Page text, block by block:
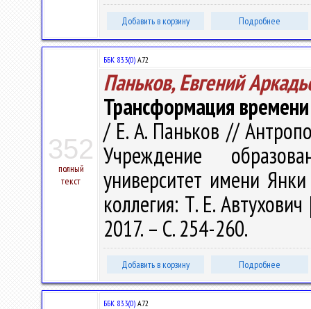
Добавить в корзину Подробнее
352
полный
текст
ББК 83.3(0) А72
Паньков, Евгений
Трансформация
/ Е. А. Паньков //
Учреждение
университет имени
коллегия: Т. Е.
2017. – С. 254-260.
Добавить в корзину Подробнее
ББК 83.3(0) А72